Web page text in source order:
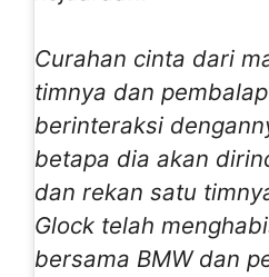
Curahan cinta dari
timnya dan
berinteraksi
betapa dia akan
dan rekan satu
Glock telah
bersama BMW dan